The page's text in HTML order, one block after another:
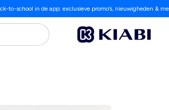
to-school in de app: exclusieve promo’s, nieuwigheden &